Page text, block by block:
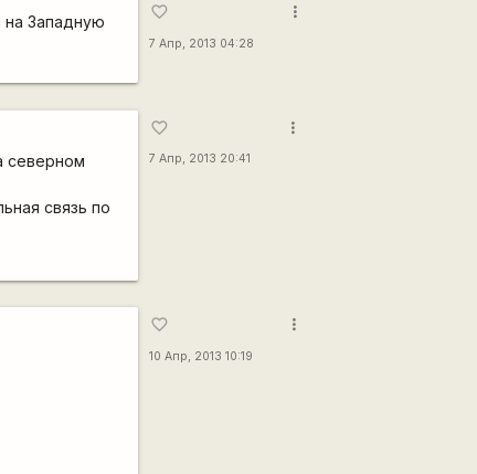
на Западную
favorite_border
7 Апр, 2013 04:28
more_vert
северном
связь по
favorite_border
7 Апр, 2013 20:41
more_vert
favorite_border
10 Апр, 2013 10:19
more_vert